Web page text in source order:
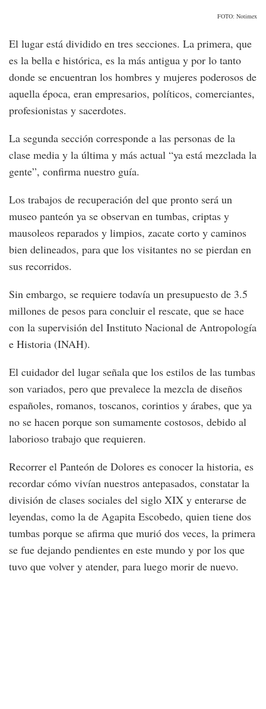
FOTO: Notimex
El lugar está dividido en tres secciones. La primera, que
es la bella e histórica, es la más antigua y por lo tanto
donde se encuentran los hombres y mujeres poderosos de
aquella época, eran empresarios, políticos, comerciantes,
profesionistas y sacerdotes.
La segunda sección corresponde a las personas de la
clase media y la última y más actual “ya está mezclada la
gente”, confirma nuestro guía.
Los trabajos de recuperación del que pronto será un
museo panteón ya se observan en tumbas, criptas y
mausoleos reparados y limpios, zacate corto y caminos
bien delineados, para que los visitantes no se pierdan en
sus recorridos.
Sin embargo, se requiere todavía un presupuesto de 3.5
millones de pesos para concluir el rescate, que se hace
con la supervisión del Instituto Nacional de Antropología
e Historia (INAH).
El cuidador del lugar señala que los estilos de las tumbas
son variados, pero que prevalece la mezcla de diseños
españoles, romanos, toscanos, corintios y árabes, que ya
no se hacen porque son sumamente costosos, debido al
laborioso trabajo que requieren.
Recorrer el Panteón de Dolores es conocer la historia, es
recordar cómo vivían nuestros antepasados, constatar la
división de clases sociales del siglo XIX y enterarse de
leyendas, como la de Agapita Escobedo, quien tiene dos
tumbas porque se afirma que murió dos veces, la primera
se fue dejando pendientes en este mundo y por los que
tuvo que volver y atender, para luego morir de nuevo.